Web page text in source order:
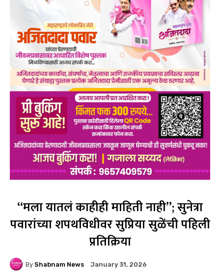
“मला यातलं काहीही माहिती नाही”; सुनेत्रा
पवारांच्या शपथविधीवर सुप्रिया सुळेंची पहिली
प्रतिक्रिया
By Shabnam News January 31, 2026